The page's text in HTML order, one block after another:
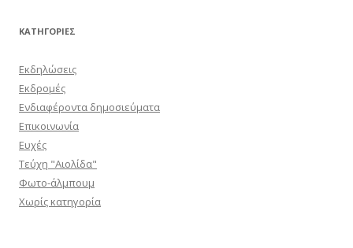
KΑΤΗΓΟΡΊΕΣ
Εκδηλώσεις
Εκδρομές
Ενδιαφέροντα δημοσιεύματα
Επικοινωνία
Ευχές
Τεύχη "Αιολίδα"
Φωτο-άλμπουμ
Χωρίς κατηγορία